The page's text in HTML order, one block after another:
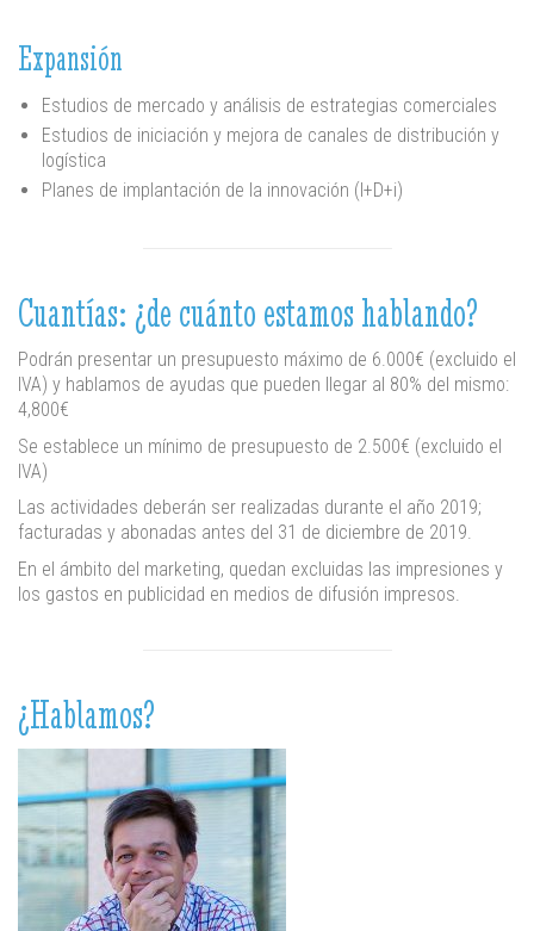
Expansión
Estudios de mercado y análisis de estrategias comerciales
Estudios de iniciación y mejora de canales de distribución y
logística
Planes de implantación de la innovación (I+D+i)
Cuantías: ¿de cuánto estamos hablando?
Podrán presentar un presupuesto máximo de 6.000€ (excluido el
IVA) y hablamos de ayudas que pueden llegar al 80% del mismo:
4,800€
Se establece un mínimo de presupuesto de 2.500€ (excluido el
IVA)
Las actividades deberán ser realizadas durante el año 2019;
facturadas y abonadas antes del 31 de diciembre de 2019.
En el ámbito del marketing, quedan excluidas las impresiones y
los gastos en publicidad en medios de difusión impresos.
¿Hablamos?